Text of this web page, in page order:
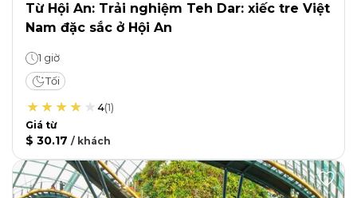
Từ Hội An: Trải nghiệm Teh Dar: xiếc tre Việt
Nam đặc sắc ở Hội An
1 giờ
Tối
4(1)
Giá từ
$ 30.17 / khách